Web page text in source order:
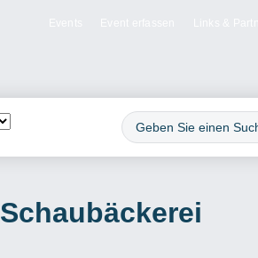
Schaubäckerei